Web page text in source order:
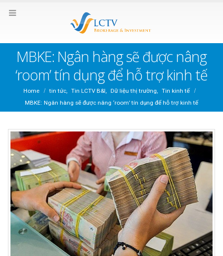
MBKE: Ngân hàng sẽ được nâng
‘room’ tín dụng để hỗ trợ kinh tế
Home tin tức Tin LCTV B&I Dữ liệu thị trường
Tin kinh tế
MBKE: Ngân hàng sẽ được nâng ‘room’ tín dụng để hỗ trợ kinh tế